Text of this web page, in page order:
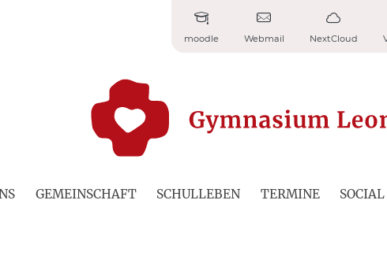
moodle Webmail NextCloud
GEMEINSCHAFT SCHULLEBEN TERMINE